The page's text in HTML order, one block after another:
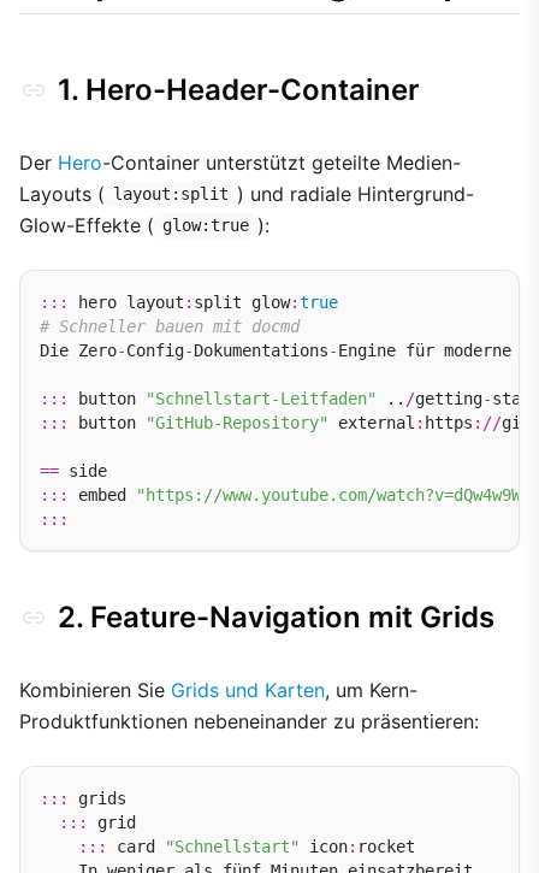
1. Hero-Header-Container
Der Hero-Container unterstützt geteilte Medien-
Layouts (
layout:split ) und radiale Hintergrund-
Glow-Effekte ( glow:true ):
::: hero layout : split glow:true
# Schneller bauen mit docmd
Die Zero-Config-Dokumentations-Engine für moderne
::: button "Schnellstart-Leitfaden" .. /getting-
:::
button "GitHub-Repository" external : https ://
==
:::
embed
"https://www.youtube.com/
:::
2. Feature-Navigation mit Grids
Kombinieren Sie Grids und Karten, um Kern-
Produktfunktionen nebeneinander zu präsentieren:
:::
grids
:::
grid
:::
card "Schnellstart" icon: rocket